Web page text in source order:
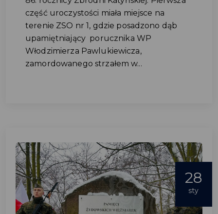
część uroczystości miała miejsce na
terenie ZSO nr 1, gdzie posadzono dąb
upamiętniający porucznika WP
Włodzimierza Pawlukiewicza,
zamordowanego strzałem w...
28
sty